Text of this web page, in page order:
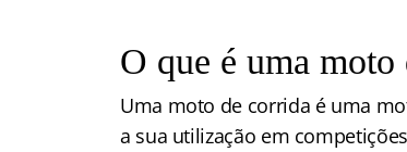
O que é uma moto
Uma moto de corrida é uma
a sua utilização em